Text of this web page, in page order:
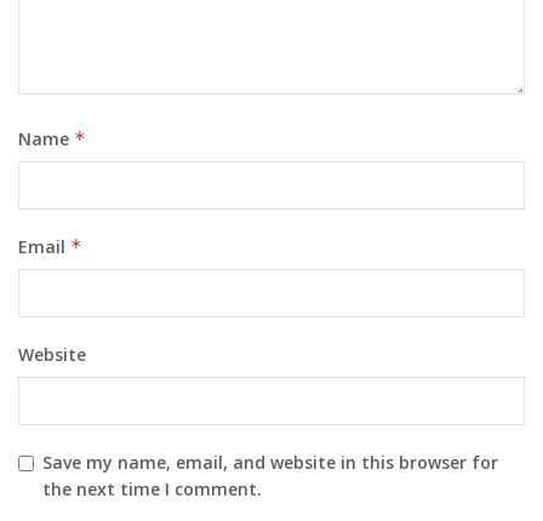
Name *
Email *
Website
Save my name, email, and website in this browser for
the next time I comment.